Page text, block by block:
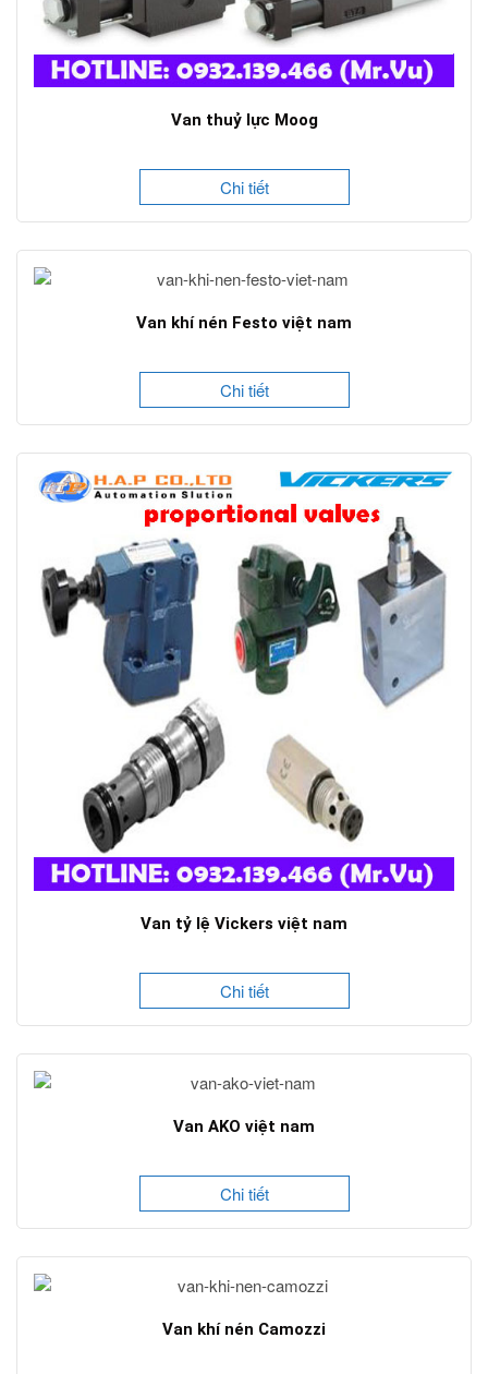
Van thuỷ lực Moog
Chi tiết
Van khí nén Festo việt nam
Chi tiết
Van tỷ lệ Vickers việt nam
Chi tiết
Van AKO việt nam
Chi tiết
Van khí nén Camozzi